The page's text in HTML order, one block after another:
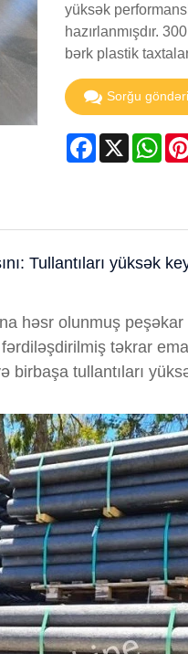
yüksək
hazırlanmışdır.
bərk plastik
Sorğu
Facebook
X
Tullantıları yüksək
həsr olunmuş
təkrar
tullantıları